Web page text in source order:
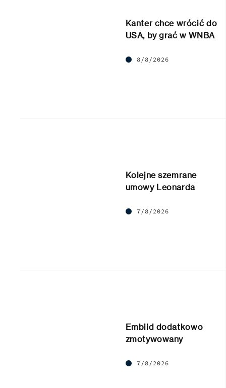
Kanter chce wrócić do
USA, by grać w WNBA
8/8/2026
Kolejne szemrane
umowy Leonarda
7/8/2026
Embiid dodatkowo
zmotywowany
7/8/2026